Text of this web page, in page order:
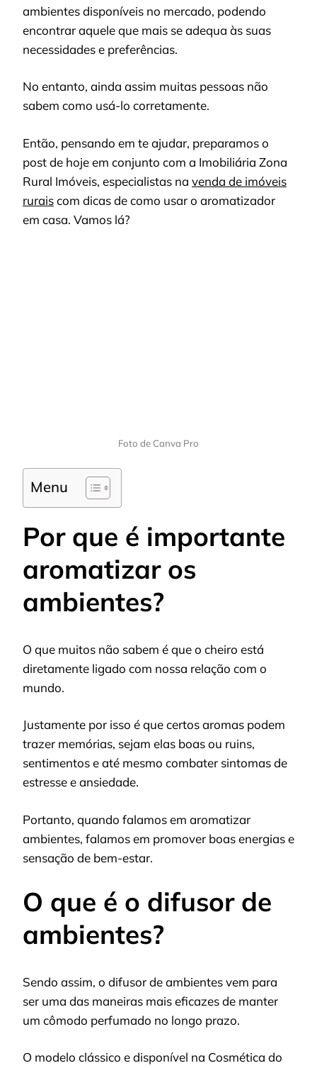
ambientes disponíveis no mercado, podendo
encontrar aquele que mais se adequa às suas
necessidades e preferências.
No entanto, ainda assim muitas pessoas não
sabem como usá-lo corretamente.
Então, pensando em te ajudar, preparamos o
post de hoje em conjunto com a Imobiliária Zona
Rural Imóveis, especialistas na venda de imóveis
ruraiscom dicas de como usar o aromatizador
em casa. Vamos lá?
Foto de Canva Pro
Menu
Por que é importante
aromatizar os
ambientes?
O que muitos não sabem é que o cheiro está
diretamente ligado com nossa relação com o
mundo.
Justamente por isso é que certos aromas podem
trazer memórias, sejam elas boas ou ruins,
sentimentos e até mesmo combater sintomas de
estresse e ansiedade.
Portanto, quando falamos em aromatizar
ambientes, falamos em promover boas energias e
sensação de bem-estar.
O que é o difusor de
ambientes?
Sendo assim, o difusor de ambientes vem para
ser uma das maneiras mais eficazes de manter
um cômodo perfumado no longo prazo.
O modelo clássico e disponível na Cosmética do